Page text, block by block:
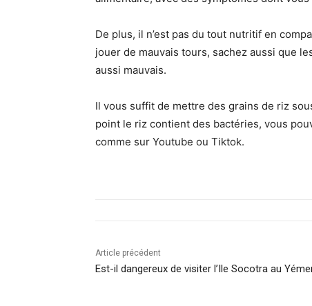
De plus, il n’est pas du tout nutritif en
jouer de mauvais tours, sachez aussi que
aussi mauvais.
Il vous suffit de mettre des grains de riz
point le riz contient des bactéries, vous
comme sur Youtube ou Tiktok.
Article précédent
Est-il dangereux de visiter l’Ile Socotra au